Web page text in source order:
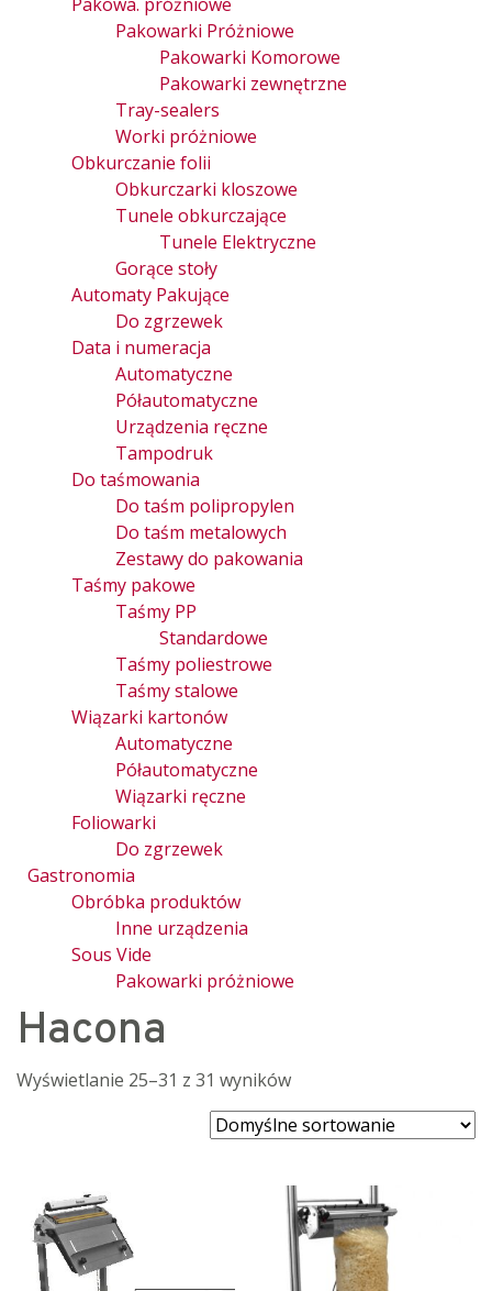
Pakowarki Próżniowe
Pakowarki Komorowe
Pakowarki zewnętrzne
Tray-sealers
Worki próżniowe
Obkurczanie folii
Obkurczarki kloszowe
Tunele obkurczające
Tunele Elektryczne
Gorące stoły
Automaty Pakujące
Do zgrzewek
Data i numeracja
Automatyczne
Półautomatyczne
Urządzenia ręczne
Tampodruk
Do taśmowania
Do taśm polipropylen
Do taśm metalowych
Zestawy do pakowania
Taśmy pakowe
Taśmy PP
Standardowe
Taśmy poliestrowe
Taśmy stalowe
Wiązarki kartonów
Automatyczne
Półautomatyczne
Wiązarki ręczne
Foliowarki
Do zgrzewek
Gastronomia
Obróbka produktów
Inne urządzenia
Sous Vide
Pakowarki próżniowe
Hacona
Wyświetlanie 25–31 z 31 wyników